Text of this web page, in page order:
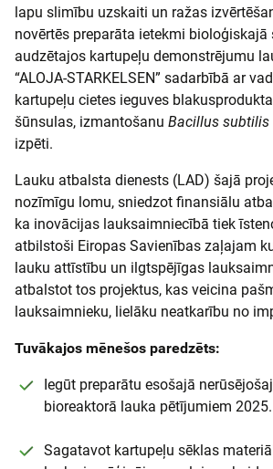
lapu slimību uzskaiti un ražas
novērtēs preparāta ietekmi bioloģiskajā
audzētajos kartupeļu demonstrējumu
“ALOJA-STARKELSEN” sadarbībā ar
kartupeļu cietes ieguves
šūnsulas, izmantošanu Bacillus subtilis
izpēti.
Lauku atbalsta dienests (LAD) šajā
nozīmīgu lomu, sniedzot finansiālu
ka inovācijas lauksaimniecībā tiek
atbilstoši Eiropas Savienības zaļajam
lauku attīstību un ilgtspējīgas
atbalstot tos projektus, kas veicina
lauksaimnieku, lielāku neatkarību no
Tuvākajos mēnešos paredzēts:
Iegūt preparātu esošajā
bioreaktorā lauka pētījumiem
Sagatavot kartupeļu sēklas